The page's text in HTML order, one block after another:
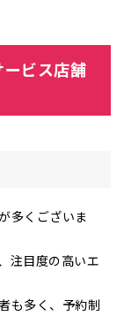
ービス店舗
多くございま
注目度の高いエ
も多く、予約制